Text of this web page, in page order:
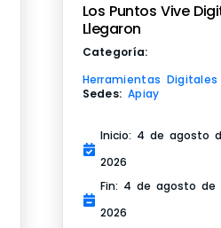
Los Puntos Vive
Llegaron
Categoría:
Herramientas Digitales
Sedes: Apiay
Inicio: 4 de agosto
2026
Fin: 4 de agosto de
2026